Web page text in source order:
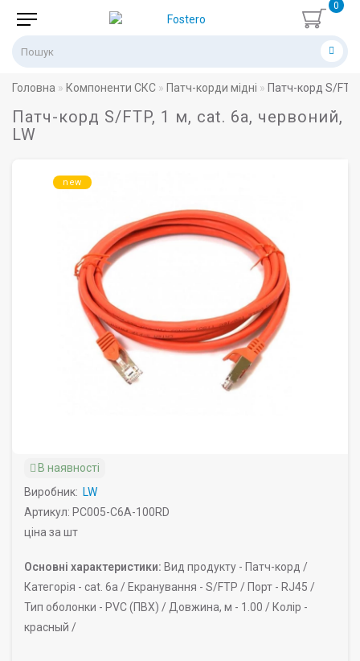
0
Головна Компоненти СКС Патч-корди мідні Патч-корд S/
Патч-корд S/FTP, 1 м, cat. 6a, червоний,
LW
new
В наявності
Виробник: LW
Артикул: PC005-C6A-100RD
ціна за шт
Основні характеристики: Вид продукту - Патч-корд /
Категорія - cat. 6a / Екранування - S/FTP / Порт - RJ45 /
Тип оболонки - PVC (ПВХ) / Довжина, м - 1.00 / Колір -
красный /